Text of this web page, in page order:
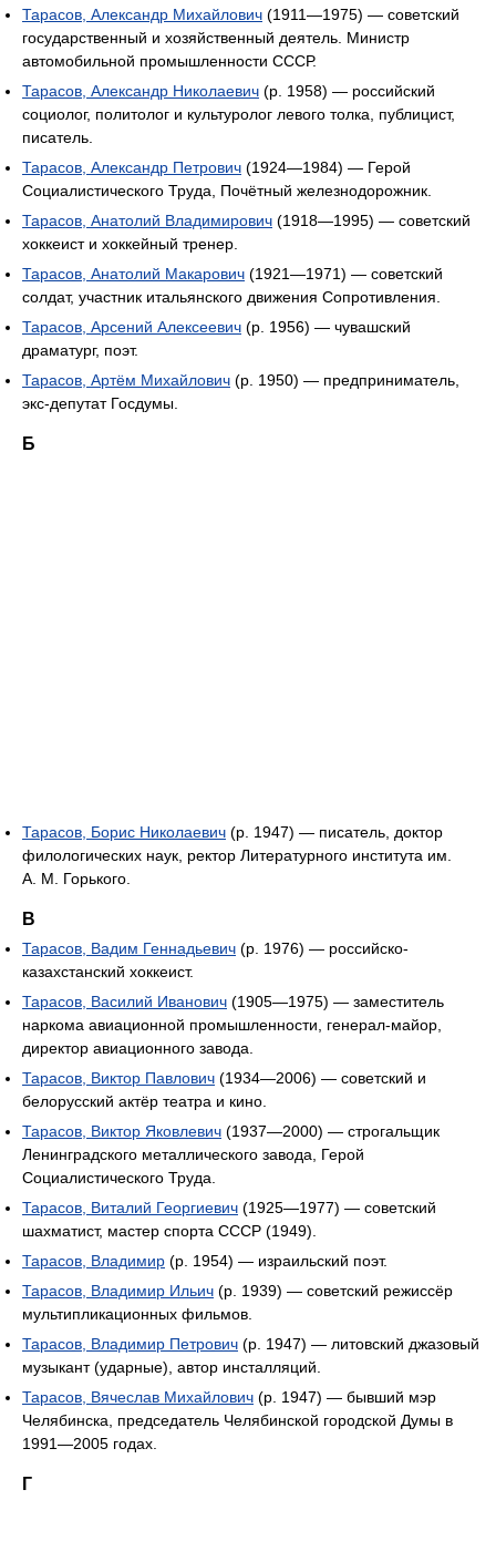
Тарасов, Александр Михайлович (1911—1975) — советский
государственный и хозяйственный деятель. Министр
автомобильной промышленности СССР.
Тарасов, Александр Николаевич (р. 1958) — российский
социолог, политолог и культуролог левого толка, публицист,
писатель.
Тарасов, Александр Петрович (1924—1984) — Герой
Социалистического Труда, Почётный железнодорожник.
Тарасов, Анатолий Владимирович (1918—1995) — советский
хоккеист и хоккейный тренер.
Тарасов, Анатолий Макарович (1921—1971) — советский
солдат, участник итальянского движения Сопротивления.
Тарасов, Арсений Алексеевич (р. 1956) — чувашский
драматург, поэт.
Тарасов, Артём Михайлович (р. 1950) — предприниматель,
экс-депутат Госдумы.
Б
Тарасов, Борис Николаевич (р. 1947) — писатель, доктор
филологических наук, ректор Литературного института им.
А. М. Горького.
В
Тарасов, Вадим Геннадьевич (р. 1976) — российско-
казахстанский хоккеист.
Тарасов, Василий Иванович (1905—1975) — заместитель
наркома авиационной промышленности, генерал-майор,
директор авиационного завода.
Тарасов, Виктор Павлович (1934—2006) — советский и
белорусский актёр театра и кино.
Тарасов, Виктор Яковлевич (1937—2000) — строгальщик
Ленинградского металлического завода, Герой
Социалистического Труда.
Тарасов, Виталий Георгиевич (1925—1977) — советский
шахматист, мастер спорта СССР (1949).
Тарасов, Владимир (р. 1954) — израильский поэт.
Тарасов, Владимир Ильич (р. 1939) — советский режиссёр
мультипликационных фильмов.
Тарасов, Владимир Петрович (р. 1947) — литовский джазовый
музыкант (ударные), автор инсталляций.
Тарасов, Вячеслав Михайлович (р. 1947) — бывший мэр
Челябинска, председатель Челябинской городской Думы в
1991—2005 годах.
Г